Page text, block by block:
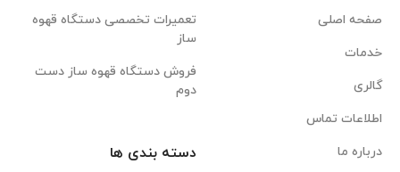
صفحه اصلی
خدمات
گالری
اطلاعات تماس
درباره ما
تعمیرات تخصصی دستگاه قهوه
ساز
فروش دستگاه قهوه ساز دست
دوم
دسته بندی ها